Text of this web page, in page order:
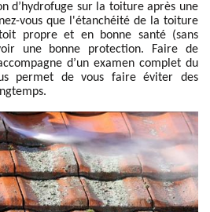
d’hydrofuge sur la toiture après une
vous que l'étanchéité de la toiture
propre et en bonne santé (sans
une bonne protection. Faire de
d’un examen complet du
permet de vous faire éviter des